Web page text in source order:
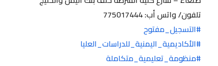
تلفون/ واتس أب: 775017444
#التسجيل_مفتوح
#الأكاديمية_اليمنية_للدراسات_العليا
#منظومة_تعليمية_متكاملة